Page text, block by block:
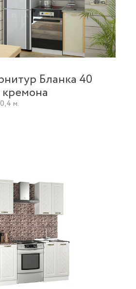
Бланка 40
м.